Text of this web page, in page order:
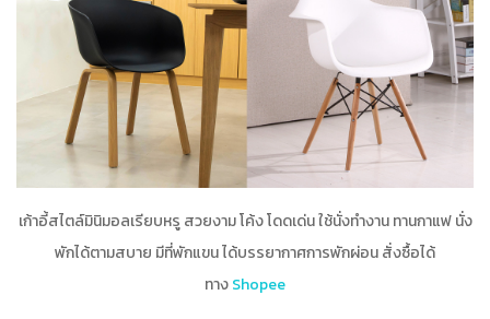
เก้าอี้สไตล์มินิมอลเรียบหรู สวยงาม โค้ง โดดเด่น ใช้นั่งทำงาน ทานกาแฟ นั่ง
พักได้ตามสบาย มีที่พักแขน ได้บรรยากาศการพักผ่อน สั่งซื้อได้
ทางShopee